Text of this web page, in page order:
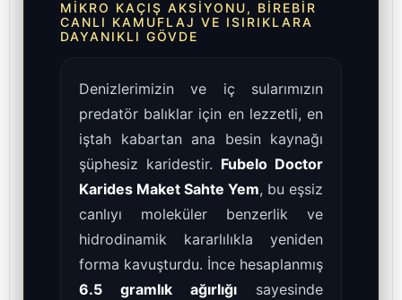
MIKRO KAÇIŞ AKSIYONU, BIREBIR
CANLI KAMUFLAJ VE ISIRIKLARA
DAYANIKLI GÖVDE
Denizlerimizin ve iç sularımızın
predatör balıklar için en lezzetli, en
iştah kabartan ana besin kaynağı
şüphesiz karidestir. Fubelo Doctor
Karides Maket Sahte Yem, bu eşsiz
canlıyı moleküler benzerlik ve
hidrodinamik kararlılıkla yeniden
forma kavuşturdu. İnce hesaplanmış
6.5 gramlık ağırlığı sayesinde